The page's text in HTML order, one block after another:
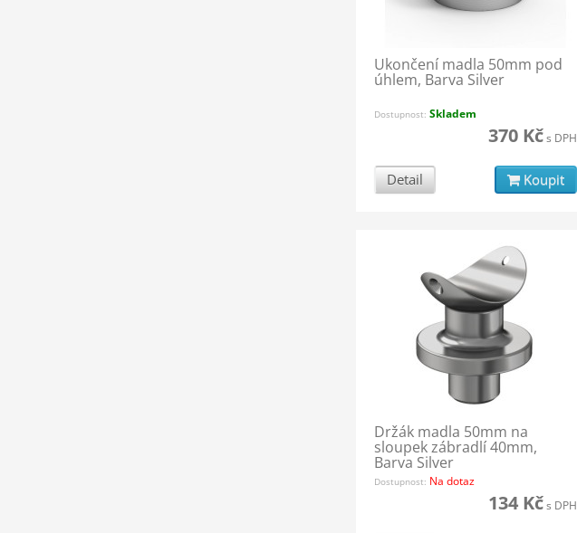
Ukončení madla 50mm pod
úhlem, Barva Silver
Dostupnost:Skladem
370 Kčs DPH
Detail Koupit
Držák madla 50mm na
sloupek zábradlí 40mm,
Barva Silver
Dostupnost: Na dotaz
134 Kčs DPH